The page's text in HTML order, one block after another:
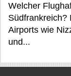
Welcher
Südfrankreich?
Airports wie
und...